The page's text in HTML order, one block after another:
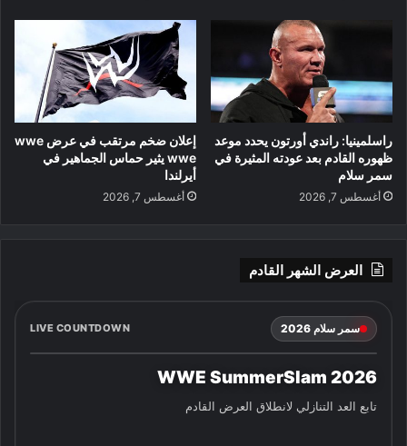
راسلمينيا: راندي أورتون يحدد موعد
ظهوره القادم بعد عودته المثيرة في
سمر سلام
أغسطس 7, 2026
إعلان ضخم مرتقب في عرض wwe
wwe يثير حماس الجماهير في
أيرلندا
أغسطس 7, 2026
العرض الشهر القادم
سمر سلام 2026 LIVE COUNTDOWN
WWE SummerSlam 2026
تابع العد التنازلي لانطلاق العرض القادم